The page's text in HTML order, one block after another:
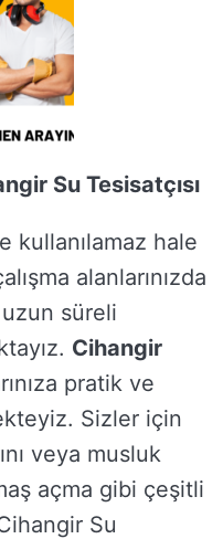
Su Tesisatçısı
kullanılamaz hale
alanlarınızda
uzun süreli
Cihangir
pratik ve
Sizler için
veya musluk
açma gibi çeşitli
Su